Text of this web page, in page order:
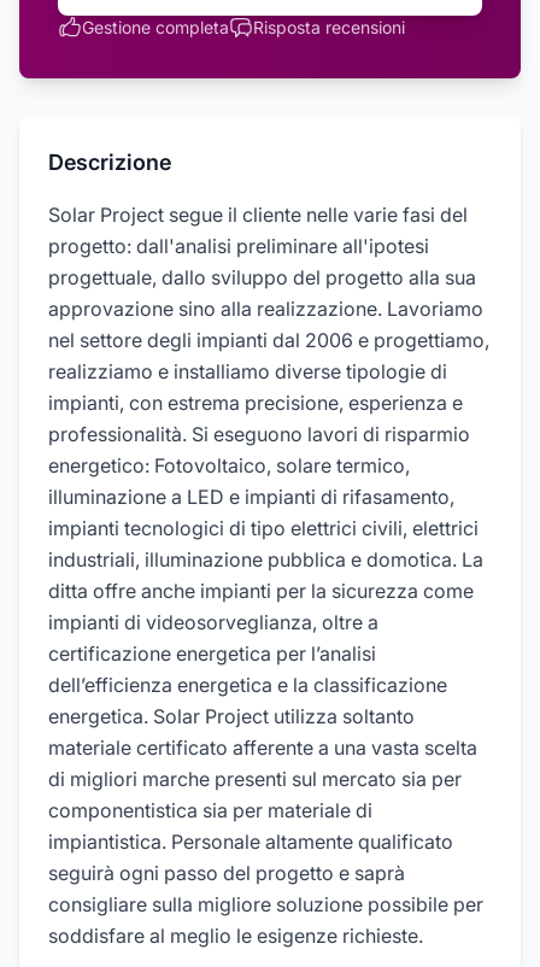
Gestione completa Risposta recensioni
Descrizione
Solar Project segue il cliente nelle varie fasi del
progetto: dall'analisi preliminare all'ipotesi
progettuale, dallo sviluppo del progetto alla sua
approvazione sino alla realizzazione. Lavoriamo
nel settore degli impianti dal 2006 e progettiamo,
realizziamo e installiamo diverse tipologie di
impianti, con estrema precisione, esperienza e
professionalità. Si eseguono lavori di risparmio
energetico: Fotovoltaico, solare termico,
illuminazione a LED e impianti di rifasamento,
impianti tecnologici di tipo elettrici civili, elettrici
industriali, illuminazione pubblica e domotica. La
ditta offre anche impianti per la sicurezza come
impianti di videosorveglianza, oltre a
certificazione energetica per l’analisi
dell’efficienza energetica e la classificazione
energetica. Solar Project utilizza soltanto
materiale certificato afferente a una vasta scelta
di migliori marche presenti sul mercato sia per
componentistica sia per materiale di
impiantistica. Personale altamente qualificato
seguirà ogni passo del progetto e saprà
consigliare sulla migliore soluzione possibile per
soddisfare al meglio le esigenze richieste.